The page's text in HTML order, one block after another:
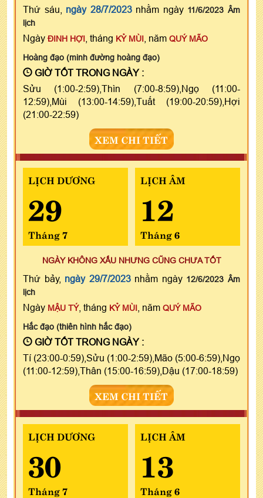
Thứ sáu, ngày 28/7/2023nhằm ngày 11/6/2023 Âm
lịch
Ngày ĐINH HỢI , tháng KỶ MÙI , năm QUÝ MÃO
Hoàng đạo (minh đường hoàng đạo)
GIỜ TỐT TRONG NGÀY :
Sửu (1:00-2:59),Thìn (7:00-8:59),Ngọ (11:00-
12:59),Mùi (13:00-14:59),Tuất (19:00-20:59),Hợi
(21:00-22:59)
XEM CHI TIẾT
LỊCH DƯƠNG
29
Tháng 7
LỊCH ÂM
12
Tháng 6
NGÀY KHÔNG XẤU NHƯNG CŨNG CHƯA TỐT
Thứ bảy, ngày 29/7/2023nhằm ngày 12/6/2023 Âm
lịch
Ngày MẬU TÝ, tháng KỶ MÙI , năm QUÝ MÃO
Hắc đạo (thiên hình hắc đạo)
GIỜ TỐT TRONG NGÀY :
Tí (23:00-0:59),Sửu (1:00-2:59),Mão (5:00-6:59),Ngọ
(11:00-12:59),Thân (15:00-16:59),Dậu (17:00-18:59)
XEM CHI TIẾT
LỊCH DƯƠNG
30
Tháng 7
LỊCH ÂM
13
Tháng 6